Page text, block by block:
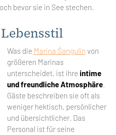
bevor sie in See stechen.
Was die Marina Šangulin von
größeren Marinas
unterscheidet, ist ihre intime
und freundliche Atmosphäre.
Gäste beschreiben sie oft als
weniger hektisch, persönlicher
und übersichtlicher. Das
Personal ist für seine